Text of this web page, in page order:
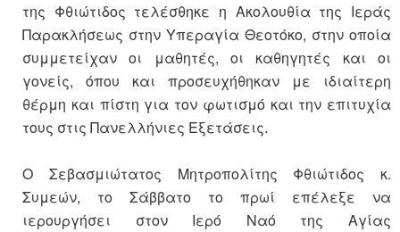
της Φθιώτιδος τελέσθηκε η Ακολουθία της Ιεράς
Παρακλήσεως στην Υπεραγία Θεοτόκο, στην οποία
συμμετείχαν οι μαθητές, οι καθηγητές και οι
γονείς, όπου και προσευχήθηκαν με ιδιαίτερη
θέρμη και πίστη για τον φωτισμό και την επιτυχία
τους στις Πανελλήνιες Εξετάσεις.
Ο Σεβασμιώτατος Μητροπολίτης Φθιώτιδος κ.
Συμεών, το Σάββατο το πρωί επέλεξε να
ιερουργήσει στον Ιερό Ναό της Αγίας